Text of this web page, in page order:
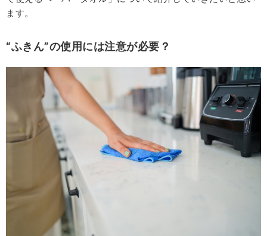
ます。
“ふきん”の使用には注意が必要？